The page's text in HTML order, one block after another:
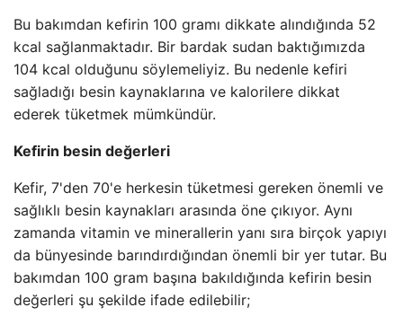
Bu bakımdan kefirin 100 gramı dikkate alındığında 52
kcal sağlanmaktadır. Bir bardak sudan baktığımızda
104 kcal olduğunu söylemeliyiz. Bu nedenle kefiri
sağladığı besin kaynaklarına ve kalorilere dikkat
ederek tüketmek mümkündür.
Kefirin besin değerleri
Kefir, 7'den 70'e herkesin tüketmesi gereken önemli ve
sağlıklı besin kaynakları arasında öne çıkıyor. Aynı
zamanda vitamin ve minerallerin yanı sıra birçok yapıyı
da bünyesinde barındırdığından önemli bir yer tutar. Bu
bakımdan 100 gram başına bakıldığında kefirin besin
değerleri şu şekilde ifade edilebilir;